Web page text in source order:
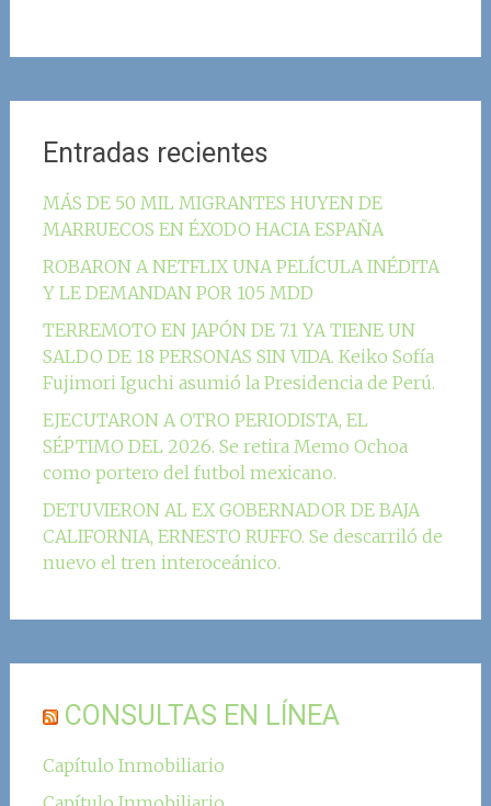
Entradas recientes
MÁS DE 50 MIL MIGRANTES HUYEN DE
MARRUECOS EN ÉXODO HACIA ESPAÑA
ROBARON A NETFLIX UNA PELÍCULA INÉDITA
Y LE DEMANDAN POR 105 MDD
TERREMOTO EN JAPÓN DE 7.1 YA TIENE UN
SALDO DE 18 PERSONAS SIN VIDA. Keiko Sofía
Fujimori Iguchi asumió la Presidencia de Perú.
EJECUTARON A OTRO PERIODISTA, EL
SÉPTIMO DEL 2026. Se retira Memo Ochoa
como portero del futbol mexicano.
DETUVIERON AL EX GOBERNADOR DE BAJA
CALIFORNIA, ERNESTO RUFFO. Se descarriló de
nuevo el tren interoceánico.
CONSULTAS EN LÍNEA
Capítulo Inmobiliario